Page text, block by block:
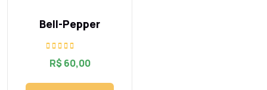
Bell-Pepper
5.00
R$60,00